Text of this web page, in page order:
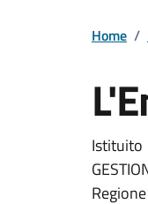
Home /
Istituito